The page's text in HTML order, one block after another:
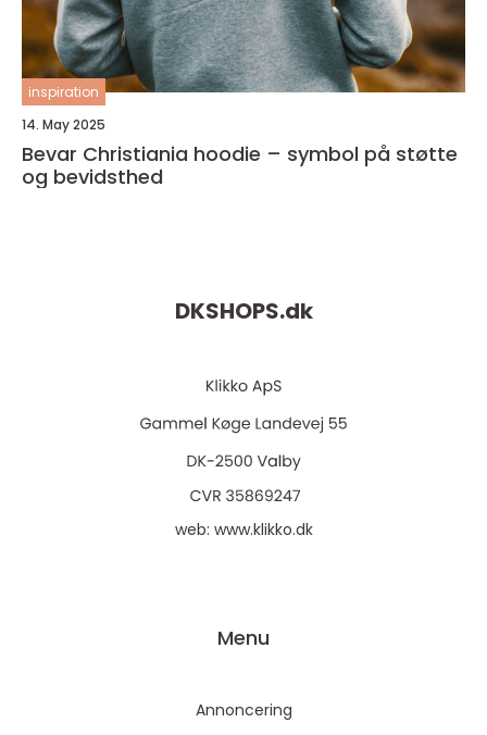
inspiration
14. May 2025
Bevar Christiania hoodie – symbol på støtte
og bevidsthed
DKSHOPS.dk
web: www.klikko.dk
Menu
Annoncering